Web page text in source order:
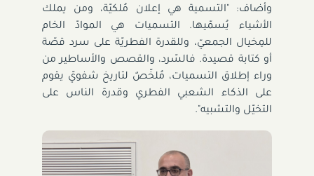
وأضاف: "التسمية هي إعلان مُلكيّة، ومن يملك
الأشياء يُسمّيها. التسميات هي الموادّ الخام
للمِخيال الجمعيّ، وللقدرة الفطريّة على سرد قصّة
أو كتابة قصيدة. فالسّرد، والقصص والأساطير من
وراء إطلاق التسميات، مُلخّصٌ لتاريخ شفويّ يقوم
على الذكاء الشعبي الفطري وقدرة الناس على
التخيّل والتشبيه".